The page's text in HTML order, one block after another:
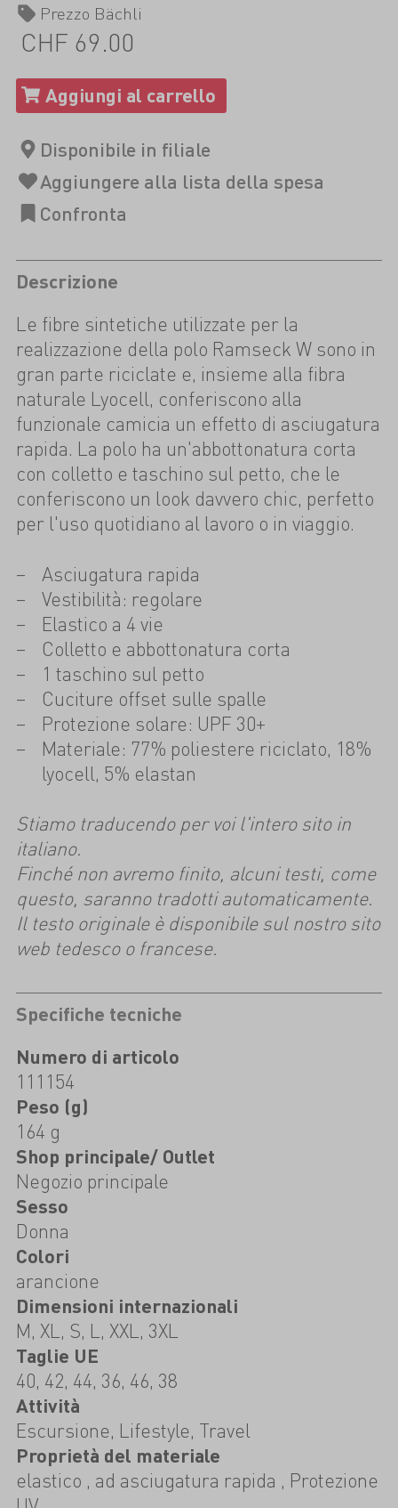
Prezzo Bächli
CHF 69.00
Descrizione
Le fibre sintetiche utilizzate per la
realizzazione della polo Ramseck W sono in
gran parte riciclate e, insieme alla fibra
naturale Lyocell, conferiscono alla
funzionale camicia un effetto di asciugatura
rapida. La polo ha un'abbottonatura corta
con colletto e taschino sul petto, che le
conferiscono un look davvero chic, perfetto
per l'uso quotidiano al lavoro o in viaggio.
Asciugatura rapida
Vestibilità: regolare
Elastico a 4 vie
Colletto e abbottonatura corta
1 taschino sul petto
Cuciture offset sulle spalle
Protezione solare: UPF 30+
Materiale: 77% poliestere riciclato, 18%
lyocell, 5% elastan
Stiamo traducendo per voi l'intero sito in
italiano.
Finché non avremo finito, alcuni testi, come
questo, saranno tradotti automaticamente.
Il testo originale è disponibile sul nostro sito
web tedesco o francese.
Specifiche tecniche
Numero di articolo
111154
Peso (g)
164 g
Shop principale/ Outlet
Negozio principale
Sesso
Donna
Colori
arancione
Dimensioni internazionali
M, XL, S, L, XXL, 3XL
Taglie UE
40, 42, 44, 36, 46, 38
Attività
Escursione, Lifestyle, Travel
Proprietà del materiale
elastico , ad asciugatura rapida , Protezione